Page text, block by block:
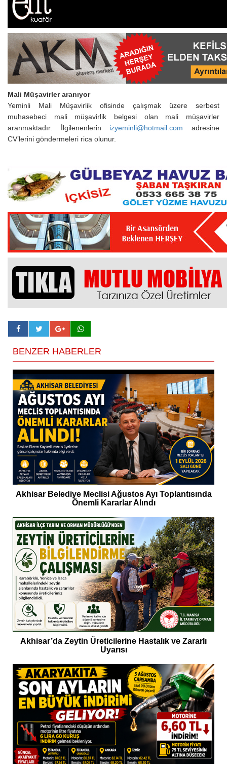
Mali Müşavirler aranıyor
Yeminli Mali Müşavirlik ofisinde çalışmak üzere serbest
muhasebeci mali müşavirlik belgesi olan mali müşavirler
aranmaktadır. İlgilenenlerin izyeminli@hotmail.com adresine
CV’lerini göndermeleri rica olunur.
BENZER HABERLER
Akhisar Belediye Meclisi Ağustos Ayı Toplantısında
Önemli Kararlar Alındı
Akhisar’da Zeytin Üreticilerine Hastalık ve Zararlı
Uyarısı